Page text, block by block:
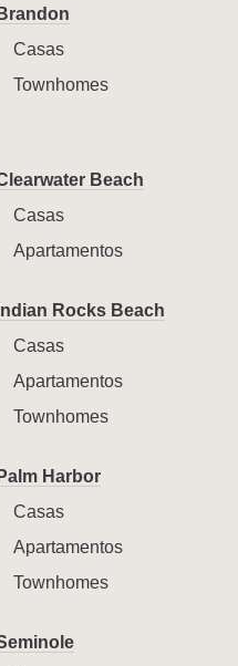
Brandon
Casas
Townhomes
Beach
Casas
Apartamentos
Indian Rocks Beach
Casas
Apartamentos
Townhomes
Palm Harbor
Casas
Apartamentos
Townhomes